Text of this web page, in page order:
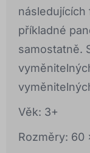
příkladné
samostatně.
Věk: 3+
Rozměry: 60